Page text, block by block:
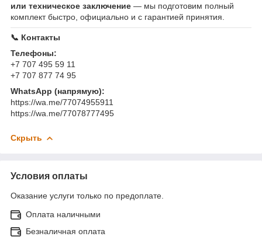
или техническое заключение — мы подготовим полный
комплект быстро, официально и с гарантией принятия.
📞 Контакты
Телефоны:
+7 707 495 59 11
+7 707 877 74 95
WhatsApp (напрямую):
https://wa.me/77074955911
https://wa.me/77078777495
Скрыть
Условия оплаты
Оказание услуги только по предоплате.
Оплата наличными
Безналичная оплата